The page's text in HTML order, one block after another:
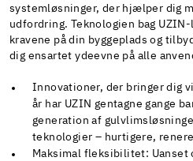
systemløsninger, der hjælper dig
udfordring. Teknologien bag
kravene på din byggeplads og
dig ensartet ydeevne på alle
Innovationer, der bringer dig
år har UZIN gentagne gange
generation af
teknologier – hurtigere,
Maksimal fleksibilitet: Uanset